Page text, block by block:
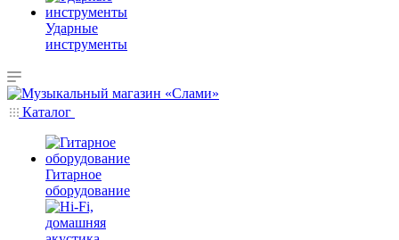
Ударные
инструменты
Каталог
Гитарное
оборудование